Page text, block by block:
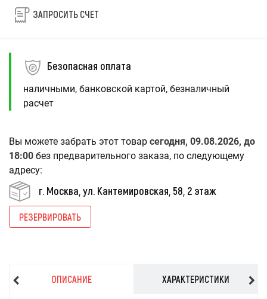
ЗАПРОСИТЬ СЧЕТ
Безопасная оплата
наличными, банковской картой, безналичный
расчет
Вы можете забрать этот товар сегодня, 09.08.2026, до
18:00 без предварительного заказа, по следующему
адресу:
г. Москва, ул. Кантемировская, 58, 2 этаж
РЕЗЕРВИРОВАТЬ
ОПИСАНИЕ ХАРАКТЕРИСТИКИ